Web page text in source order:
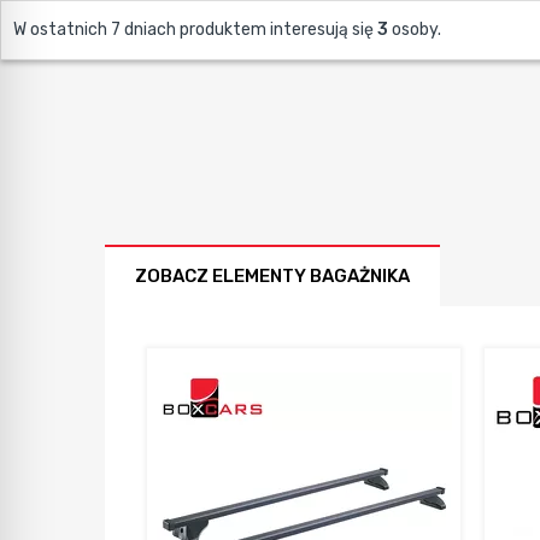
ZOBACZ ELEMENTY BAGAŻNIKA
W ostatnich 7 dniach produktem interesują się3 osoby.